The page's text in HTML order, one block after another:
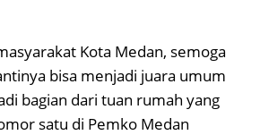
Kota Medan, semoga
bisa menjadi juara umum
bagian dari tuan rumah yang
satu di Pemko Medan